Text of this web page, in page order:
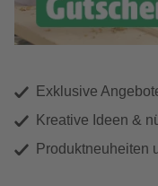
Exklusive
Kreative Ideen &
Produktneuheiten